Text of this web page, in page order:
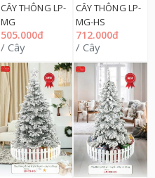
CÂY THÔNG LP-
MG
505.000đ
/ Cây
CÂY THÔNG LP-
MG-HS
712.000đ
/ Cây